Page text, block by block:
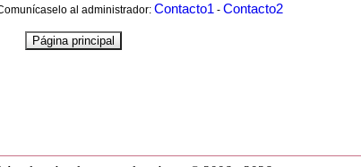
al administrador: Contacto1- Contacto2